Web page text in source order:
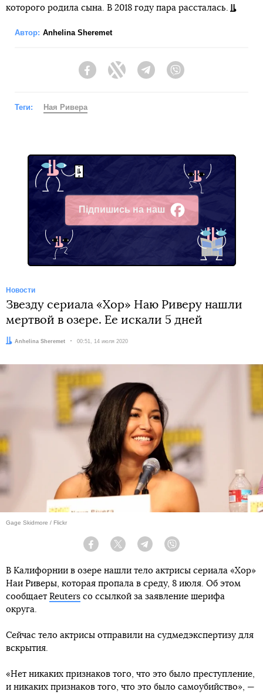
которого родила сына. В 2018 году пара рассталась.
Автор: Anhelina Sheremet
FacebookTwitter Telegram
Теги: Ная Ривера
Підпишись на наш
Facebook
Новости
Звезду сериала «Хор» Наю Риверу нашли
мертвой в озере. Ее искали 5 дней
Автор:
Anhelina Sheremet Дата:
00:51, 14 июля 2020
Gage Skidmore / Flickr
Facebook Twitter Telegram
В Калифорнии в озере нашли тело актрисы сериала «Хор»
Наи Риверы, которая пропала в среду, 8 июля. Об этом
сообщает Reuters со ссылкой за заявление шерифа
округа.
Сейчас тело актрисы отправили на судмедэкспертизу для
вскрытия.
«Нет никаких признаков того, что это было преступление,
и никаких признаков того, что это было самоубийство», —